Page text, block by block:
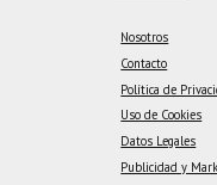
Nosotros
Contacto
Política de
Uso de Cookies
Datos Legales
Publicidad y